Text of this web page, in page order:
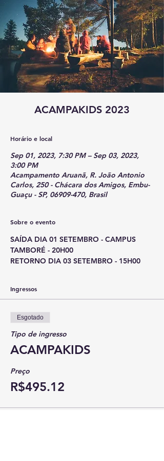
ACAMPAKIDS 2023
Horário e local
Sep 01, 2023, 7:30 PM – Sep 03, 2023,
3:00 PM
Acampamento Aruanã, R. João Antonio
Carlos, 250 - Chácara dos Amigos, Embu-
Guaçu - SP, 06909-470, Brasil
Sobre o evento
SAÍDA DIA 01 SETEMBRO - CAMPUS
TAMBORÉ - 20H00
RETORNO DIA 03 SETEMBRO - 15H00
Ingressos
Esgotado
Tipo de ingresso
ACAMPAKIDS
Preço
R$495.12